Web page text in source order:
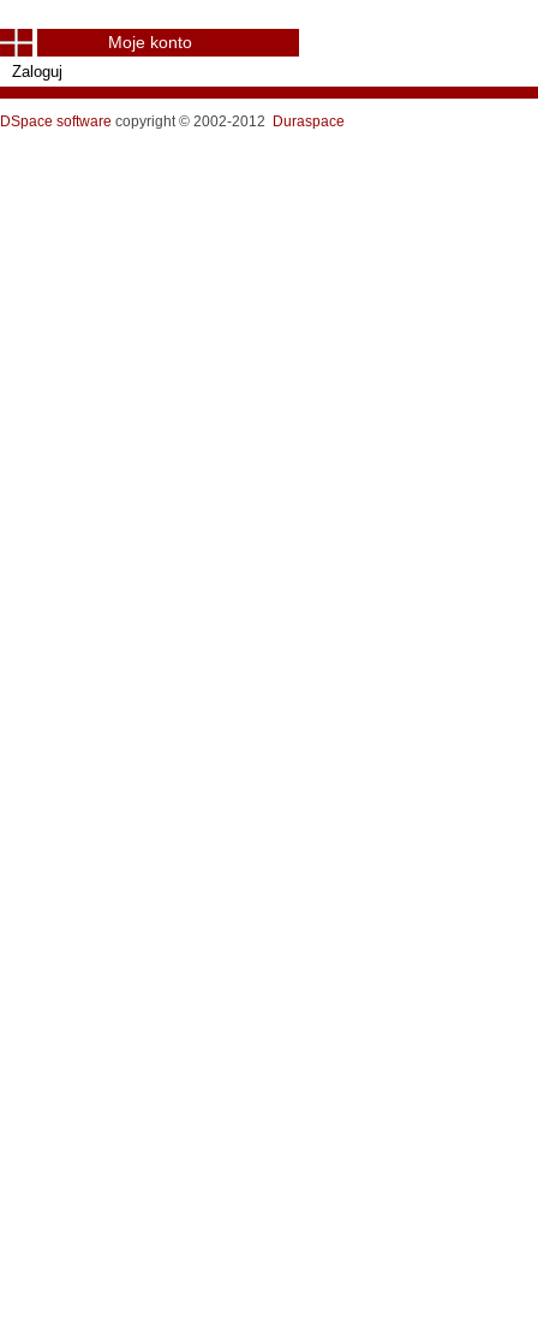
Moje konto
Zaloguj
DSpace software copyright © 2002-2012 Duraspace